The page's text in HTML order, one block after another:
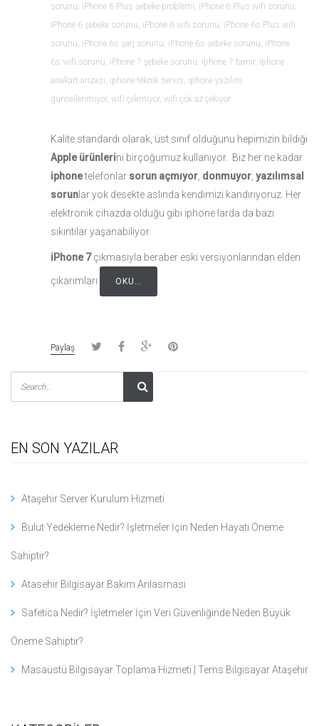
sorunu, iPhone 6 Plus şebeke problemi, iPhone 6 Plus wifi sorunu,
iPhone 6 şebeke sorunu, iPhone 6 wifi sorunu, iPhone 6s Plus wifi
sorunu, iPhone 6s şarj sorunu, iPhone 6s şebeke sorunu, iPhone
6s wifi sorunu, iPhone 7 şebeke sorunu, iphone 7 tamir, iphone
anakart arızası, iphone teknik servis, iphone yazılım
güncellenmiyor, wifi çekmiyor, wifi çok az çekiyor
Kalite standardı olarak, üst sınıf olduğunu hepimizin bildiği
Apple ürünlerini birçoğumuz kullanıyor. Biz her ne kadar
iphonetelefonlar sorun açmıyor donmuyor yazılımsal
sorun lar yok desekte aslında kendimizi kandırıyoruz. Her
elektronik cihazda olduğu gibi iphone larda da bazı
sıkıntılar yaşanabiliyor.
iPhone 7çıkmasıyla beraber eski versiyonlarından elden
çıkarımları OKU…
Paylaş
EN SON YAZILAR
Ataşehir Server Kurulum Hizmeti
Bulut Yedekleme Nedir? İşletmeler İçin Neden Hayati Öneme
Sahiptir?
Atasehir Bilgisayar Bakım Anlasmasi
Safetica Nedir? İşletmeler İçin Veri Güvenliğinde Neden Büyük
Öneme Sahiptir?
Masaüstü Bilgisayar Toplama Hizmeti | Tems Bilgisayar Ataşehir